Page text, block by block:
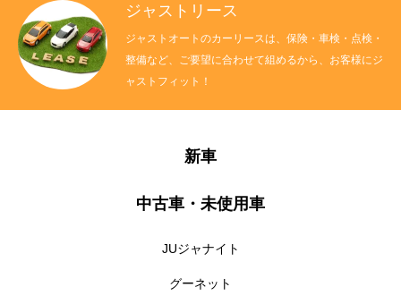
ジャストリース
ジャストオートのカーリースは、保険・車検・点検・
整備など、ご要望に合わせて組めるから、お客様にジ
ャストフィット！
新車
中古車・未使用車
JUジャナイト
グーネット